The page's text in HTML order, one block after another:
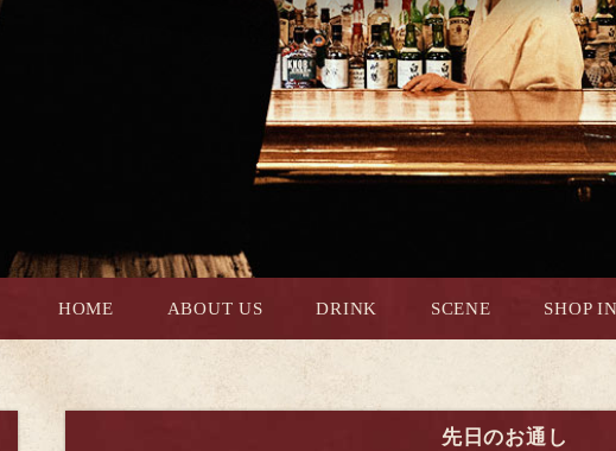
HOME ABOUT US DRINK SCENE SHOP
先日のお通し